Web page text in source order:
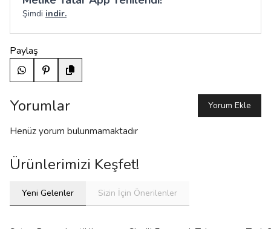
Şimdi indir.
Paylaş
Yorumlar Yorum Ekle
Henüz yorum bulunmamaktadır
Ürünlerimizi Keşfet!
Yeni Gelenler Sizin İçin Önerilenler